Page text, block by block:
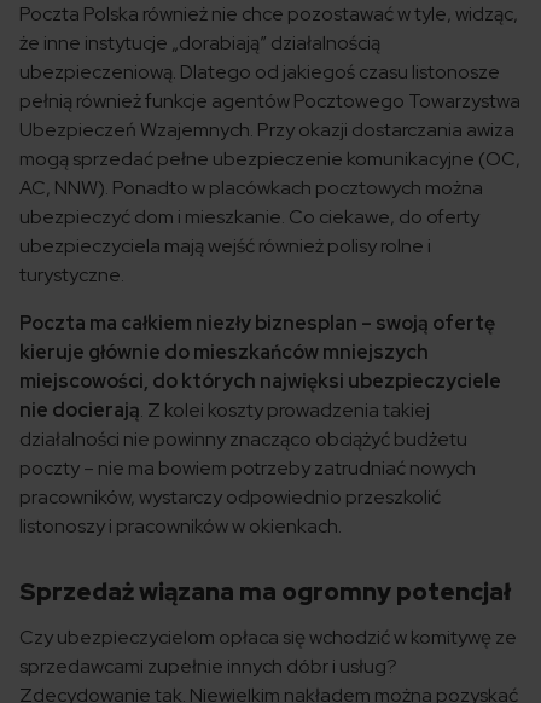
Poczta Polska również nie chce pozostawać w tyle, widząc,
że inne instytucje „dorabiają” działalnością
ubezpieczeniową. Dlatego od jakiegoś czasu listonosze
pełnią również funkcje agentów Pocztowego Towarzystwa
Ubezpieczeń Wzajemnych. Przy okazji dostarczania awiza
mogą sprzedać pełne ubezpieczenie komunikacyjne (OC,
AC, NNW). Ponadto w placówkach pocztowych można
ubezpieczyć dom i mieszkanie. Co ciekawe, do oferty
ubezpieczyciela mają wejść również polisy rolne i
turystyczne.
Poczta ma całkiem niezły biznesplan – swoją ofertę
kieruje głównie do mieszkańców mniejszych
miejscowości, do których najwięksi ubezpieczyciele
nie docierają. Z kolei koszty prowadzenia takiej
działalności nie powinny znacząco obciążyć budżetu
poczty – nie ma bowiem potrzeby zatrudniać nowych
pracowników, wystarczy odpowiednio przeszkolić
listonoszy i pracowników w okienkach.
Sprzedaż wiązana ma ogromny potencjał
Czy ubezpieczycielom opłaca się wchodzić w komitywę ze
sprzedawcami zupełnie innych dóbr i usług?
Zdecydowanie tak. Niewielkim nakładem można pozyskać